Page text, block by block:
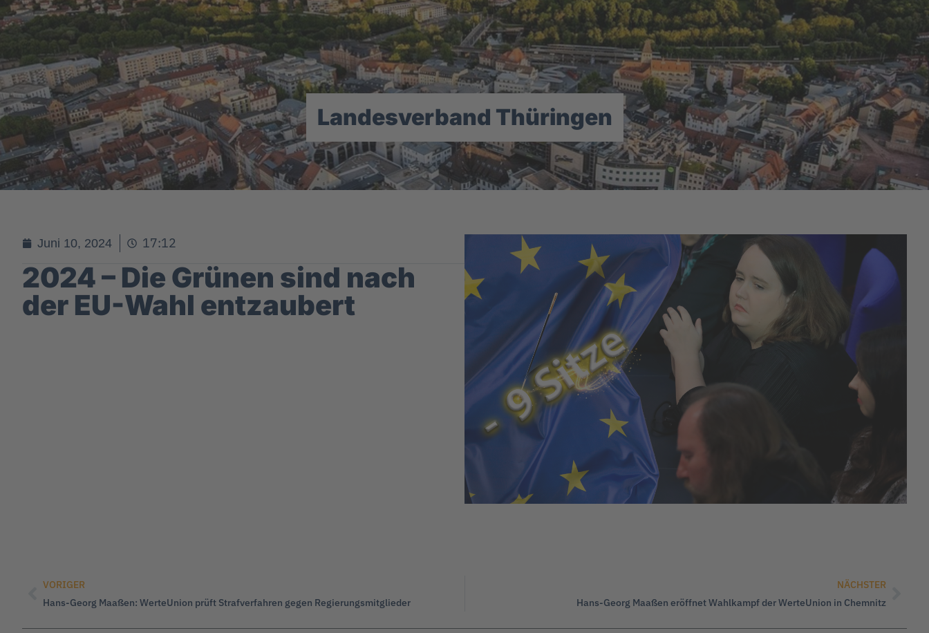
Landesverband Thüringen
Juni 10, 2024 17:12
2024 – Die Grünen sind nach
der EU-Wahl entzaubert
VORIGER
Hans-Georg Maaßen: WerteUnion prüft Strafverfahren gegen Regierungsmitglieder
NÄCHSTER
Hans-Georg Maaßen eröffnet Wahlkampf der WerteUnion in Chemnitz